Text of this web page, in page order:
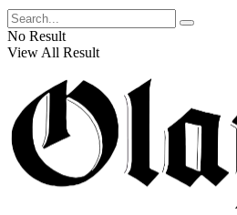
No Result
View All Result